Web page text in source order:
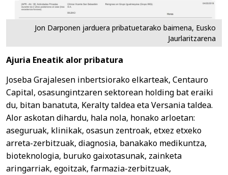
Jon Darponen jarduera pribatuetarako baimena, Eusko
Jaurlaritzarena
Ajuria Eneatik alor pribatura
Joseba Grajalesen inbertsiorako elkarteak, Centauro
Capital, osasungintzaren sektorean holding bat eraiki
du, bitan banatuta, Keralty taldea eta Versania taldea.
Alor askotan dihardu, hala nola, honako arloetan:
aseguruak, klinikak, osasun zentroak, etxez etxeko
arreta-zerbitzuak, diagnosia, banakako medikuntza,
bioteknologia, buruko gaixotasunak, zainketa
aringarriak, egoitzak, farmazia-zerbitzuak,